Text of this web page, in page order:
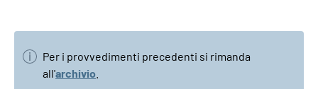
Per i provvedimenti precedenti si rimanda
all'archivio